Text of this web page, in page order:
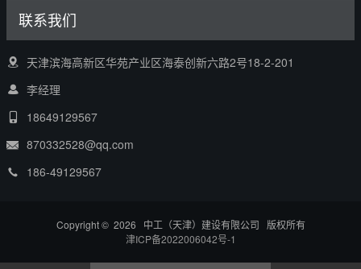
联系我们
天津滨海高新区华苑产业区海泰创新六路2号18-2-201
李经理
18649129567
870332528@qq.com
186-49129567
Copyright © 2026 中工（天津）建设有限公司 版权所有
津ICP备2022006042号-1